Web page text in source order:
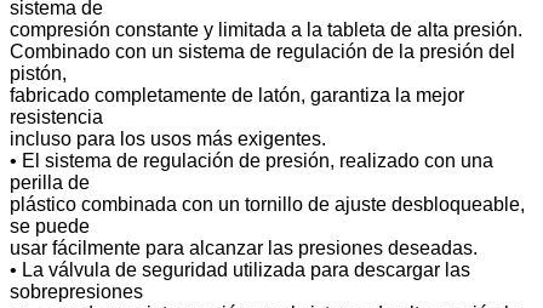
sistema de
compresión constante y limitada a la tableta de alta presión.
Combinado con un sistema de regulación de la presión del
pistón,
fabricado completamente de latón, garantiza la mejor
resistencia
incluso para los usos más exigentes.
• El sistema de regulación de presión, realizado con una
perilla de
plástico combinada con un tornillo de ajuste desbloqueable,
se puede
usar fácilmente para alcanzar las presiones deseadas.
• La válvula de seguridad utilizada para descargar las
sobrepresiones